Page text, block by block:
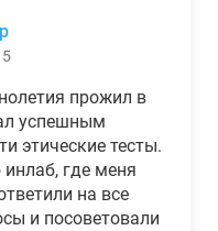
прожил в
успешным
этические тесты.
где меня
на все
и посоветовали